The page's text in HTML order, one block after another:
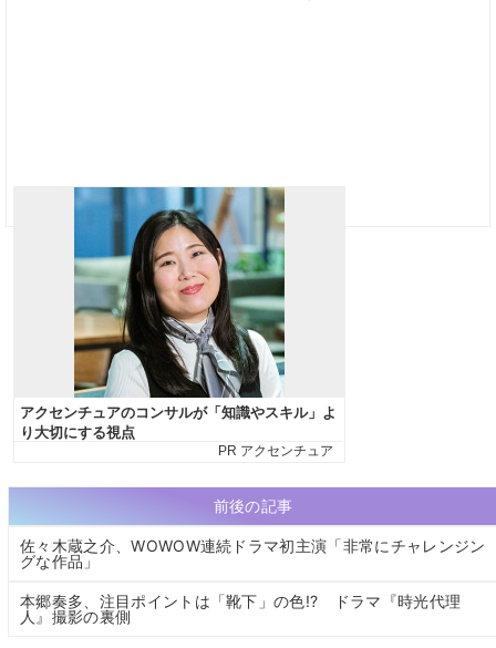
前後の記事
佐々⽊蔵之介、WOWOW連続ドラマ初主演「⾮常にチャレンジン
グな作品」
本郷奏多、注目ポイントは「靴下」の色!? ドラマ『時光代理
人』撮影の裏側